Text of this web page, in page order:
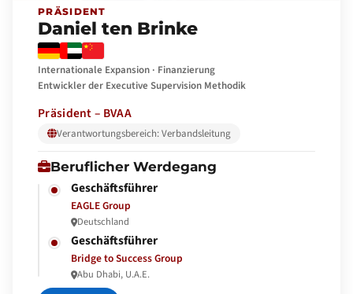
PRÄSIDENT
Daniel ten Brinke
Internationale Expansion · Finanzierung
Entwickler der Executive Supervision Methodik
Präsident – BVAA
Verantwortungsbereich: Verbandsleitung
Beruflicher Werdegang
Geschäftsführer
EAGLE Group
Deutschland
Geschäftsführer
Bridge to Success Group
Abu Dhabi, U.A.E.